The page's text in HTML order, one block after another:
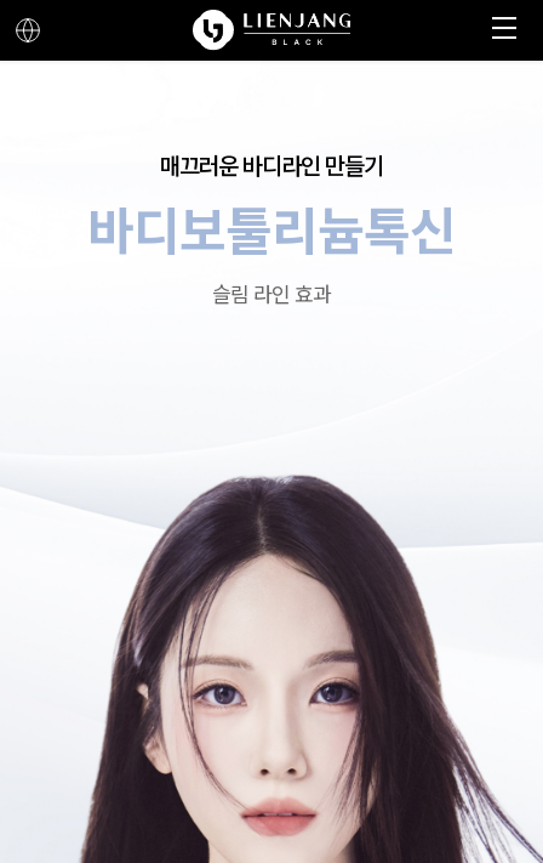
매끄러운 바디라인 만들기
바디보툴리늄톡신
슬림 라인 효과